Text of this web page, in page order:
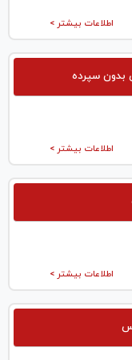
اطلاعات بیشتر >
بدون سپرده
اطلاعات بیشتر >
اطلاعات بیشتر >